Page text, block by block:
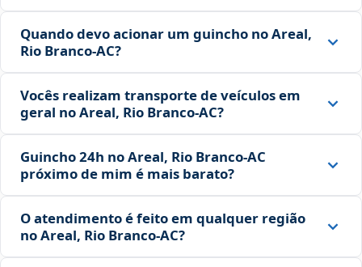
Quando devo acionar um guincho no Areal,
Rio Branco‑AC?
Vocês realizam transporte de veículos em
geral no Areal, Rio Branco‑AC?
Guincho 24h no Areal, Rio Branco‑AC
próximo de mim é mais barato?
O atendimento é feito em qualquer região
no Areal, Rio Branco‑AC?